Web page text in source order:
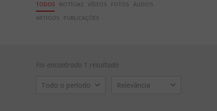
TODOS NOTÍCIAS VÍDEOS FOTOS ÁUDIOS
ARTIGOS
PUBLICAÇÕES
Foi encontrado 1 resultado
Todo o período Relevância